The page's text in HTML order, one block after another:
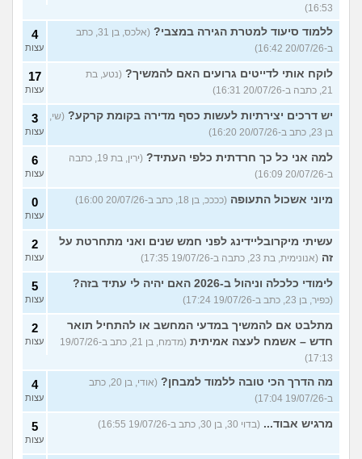
16:53)
ללמוד סיעוד למטרת הגירה במצבי?
(אלכס, בן 31, כתב
ב-20/07/26 16:42)
4
עצות
לוקח אותי לדייטים גרועים האם להמשיך? (נטע, בת
21, כתבה ב-20/07/26 16:31)
17
עצות
יש דרכים יצירתיות לעשות כסף מדירה בקומת קרקע? (שי,
בן 23, כתב ב-20/07/26 16:20)
3
עצות
למה אני כל כך חרדתית כלפי העתיד?
(ירין, בת 19, כתבה
ב-20/07/26 16:09)
6
עצות
מיוני אשכול התעופה (ככככ, בן 18, כתב ב-20/07/26 16:00) 0
עצות
עשיתי מיקרובליידינג לפני חמש שנים ואני מתחרטת על
זה (אנונימית, בת 23, כתבה ב-19/07/26 17:35)
2
עצות
לימודי כלכלה וניהול ב-2026 האם יהיה לי עתיד בזה?
(כפיר, בן 23, כתב ב-19/07/26 17:24)
5
עצות
מתלבט אם להמשיך במדעי המחשב או להתחיל תואר
חדש – אשמח לעצה אמיתית
(מדמח, בן 21, כתב ב-19/07/26
17:13)
2
עצות
מה הדרך הכי טובה ללמוד למבחן?
(אודי, בן 20, כתב
ב-19/07/26 17:04)
4
עצות
מרגיש אבוד... (בדוי 30, בן 30, כתב ב-19/07/26 16:55) 5
עצות